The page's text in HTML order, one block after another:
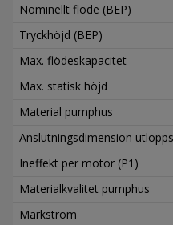
Nominellt flöde (BEP)
Tryckhöjd (BEP)
Max. flödeskapacitet
Max. statisk höjd
Material pumphus
Anslutningsdimension
Ineffekt per motor (P1)
Materialkvalitet pumphus
Märkström